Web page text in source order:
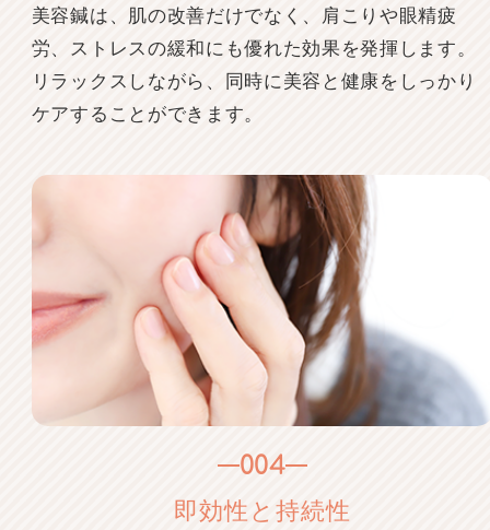
美容鍼は、肌の改善だけでなく、肩こりや眼精疲
労、ストレスの緩和にも優れた効果を発揮します。
リラックスしながら、同時に美容と健康をしっかり
ケアすることができます。
004
即効性と持続性